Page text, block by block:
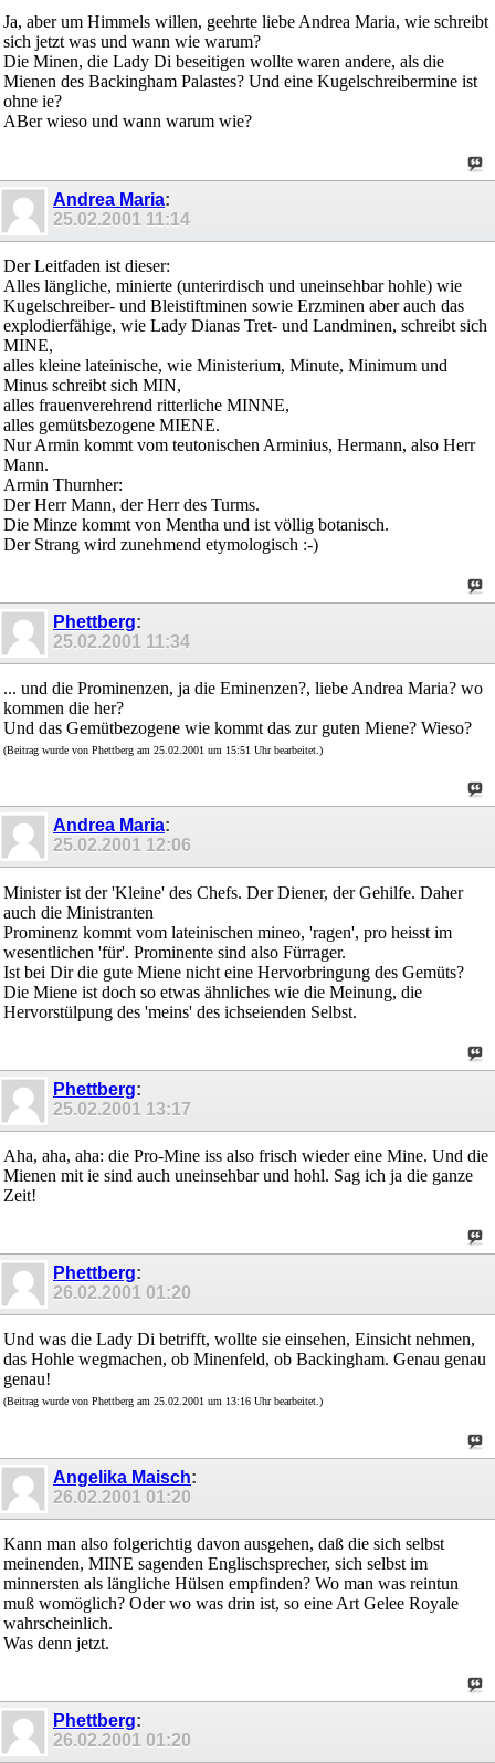
Ja, aber um Himmels willen, geehrte liebe Andrea Maria, wie schreibt
sich jetzt was und wann wie warum?
Die Minen, die Lady Di beseitigen wollte waren andere, als die
Mienen des Backingham Palastes? Und eine Kugelschreibermine ist
ohne ie?
ABer wieso und wann warum wie?
Andrea Maria:
25.02.2001 11:14
Der Leitfaden ist dieser:
Alles längliche, minierte (unterirdisch und uneinsehbar hohle) wie
Kugelschreiber- und Bleistiftminen sowie Erzminen aber auch das
explodierfähige, wie Lady Dianas Tret- und Landminen, schreibt sich
MINE,
alles kleine lateinische, wie Ministerium, Minute, Minimum und
Minus schreibt sich MIN,
alles frauenverehrend ritterliche MINNE,
alles gemütsbezogene MIENE.
Nur Armin kommt vom teutonischen Arminius, Hermann, also Herr
Mann.
Armin Thurnher:
Der Herr Mann, der Herr des Turms.
Die Minze kommt von Mentha und ist völlig botanisch.
Der Strang wird zunehmend etymologisch :-)
Phettberg:
25.02.2001 11:34
... und die Prominenzen, ja die Eminenzen?, liebe Andrea Maria? wo
kommen die her?
Und das Gemütbezogene wie kommt das zur guten Miene? Wieso?
(Beitrag wurde von Phettberg am 25.02.2001 um 15:51 Uhr bearbeitet.)
Andrea Maria:
25.02.2001 12:06
Minister ist der 'Kleine' des Chefs. Der Diener, der Gehilfe. Daher
auch die Ministranten
Prominenz kommt vom lateinischen mineo, 'ragen', pro heisst im
wesentlichen 'für'. Prominente sind also Fürrager.
Ist bei Dir die gute Miene nicht eine Hervorbringung des Gemüts?
Die Miene ist doch so etwas ähnliches wie die Meinung, die
Hervorstülpung des 'meins' des ichseienden Selbst.
Phettberg:
25.02.2001 13:17
Aha, aha, aha: die Pro-Mine iss also frisch wieder eine Mine. Und die
Mienen mit ie sind auch uneinsehbar und hohl. Sag ich ja die ganze
Zeit!
Phettberg:
26.02.2001 01:20
Und was die Lady Di betrifft, wollte sie einsehen, Einsicht nehmen,
das Hohle wegmachen, ob Minenfeld, ob Backingham. Genau genau
genau!
(Beitrag wurde von Phettberg am 25.02.2001 um 13:16 Uhr bearbeitet.)
Angelika Maisch:
26.02.2001 01:20
Kann man also folgerichtig davon ausgehen, daß die sich selbst
meinenden, MINE sagenden Englischsprecher, sich selbst im
minnersten als längliche Hülsen empfinden? Wo man was reintun
muß womöglich? Oder wo was drin ist, so eine Art Gelee Royale
wahrscheinlich.
Was denn jetzt.
Phettberg:
26.02.2001 01:20